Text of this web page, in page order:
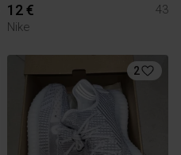
12 €
43
Nike
2